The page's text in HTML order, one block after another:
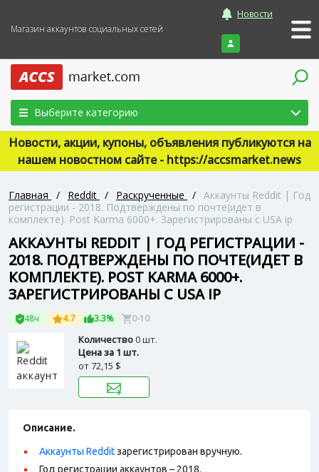
Магазин аккаунтов социальных сетей
Новости
Войти
Выберите категорию
Новости, акции, купоны, объявления публикуются на
нашем новостном сайте - https://accsmarket.news
Главная / Reddit / Раскрученные / Аккаунты Reddit | Год
регистрации - 2018. Подтверждены по почте(идет в
комплекте). Post Karma 6000+. Зарегистрированы с USA ip
АККАУНТЫ REDDIT | ГОД РЕГИСТРАЦИИ -
2018. ПОДТВЕРЖДЕНЫ ПО ПОЧТЕ(ИДЕТ В
КОМПЛЕКТЕ). POST KARMA 6000+.
ЗАРЕГИСТРИРОВАНЫ С USA IP
48ч 4.7 3.3% 0-10
Количество0 шт.
Цена за 1 шт.
от72,15 $
Описание.
Аккаунты Redditзарегистрирован вручную.
Год регистрации аккаунтов – 2018.